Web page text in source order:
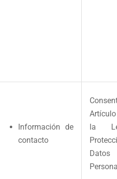
Información de
contacto
la
Datos